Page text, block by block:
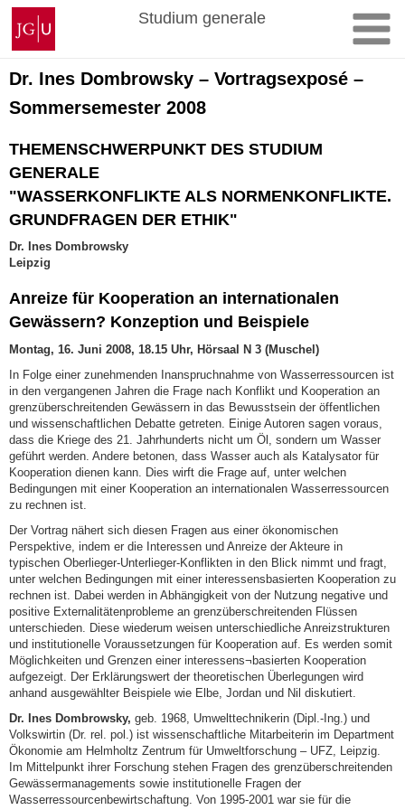
Zum
Inhalt
springen
Johannes
Gutenberg-
Universität
Mainz
Studium generale
Dr. Ines Dombrowsky – Vortragsexposé –
Sommersemester 2008
THEMENSCHWERPUNKT DES STUDIUM
GENERALE
"WASSERKONFLIKTE ALS NORMENKONFLIKTE.
GRUNDFRAGEN DER ETHIK"
Dr. Ines Dombrowsky
Leipzig
Anreize für Kooperation an internationalen
Gewässern? Konzeption und Beispiele
Montag, 16. Juni 2008, 18.15 Uhr, Hörsaal N 3 (Muschel)
In Folge einer zunehmenden Inanspruchnahme von Wasserressourcen ist
in den vergangenen Jahren die Frage nach Konflikt und Kooperation an
grenzüberschreitenden Gewässern in das Bewusstsein der öffentlichen
und wissenschaftlichen Debatte getreten. Einige Autoren sagen voraus,
dass die Kriege des 21. Jahrhunderts nicht um Öl, sondern um Wasser
geführt werden. Andere betonen, dass Wasser auch als Katalysator für
Kooperation dienen kann. Dies wirft die Frage auf, unter welchen
Bedingungen mit einer Kooperation an internationalen Wasserressourcen
zu rechnen ist.
Der Vortrag nähert sich diesen Fragen aus einer ökonomischen
Perspektive, indem er die Interessen und Anreize der Akteure in
typischen Oberlieger-Unterlieger-Konflikten in den Blick nimmt und fragt,
unter welchen Bedingungen mit einer interessensbasierten Kooperation zu
rechnen ist. Dabei werden in Abhängigkeit von der Nutzung negative und
positive Externalitätenprobleme an grenzüberschreitenden Flüssen
unterschieden. Diese wiederum weisen unterschiedliche Anreizstrukturen
und institutionelle Voraussetzungen für Kooperation auf. Es werden somit
Möglichkeiten und Grenzen einer interessens¬basierten Kooperation
aufgezeigt. Der Erklärungswert der theoretischen Überlegungen wird
anhand ausgewählter Beispiele wie Elbe, Jordan und Nil diskutiert.
Dr. Ines Dombrowsky, geb. 1968, Umwelttechnikerin (Dipl.-Ing.) und
Volkswirtin (Dr. rel. pol.) ist wissenschaftliche Mitarbeiterin im Department
Ökonomie am Helmholtz Zentrum für Umweltforschung – UFZ, Leipzig.
Im Mittelpunkt ihrer Forschung stehen Fragen des grenzüberschreitenden
Gewässermanagements sowie institutionelle Fragen der
Wasserressourcenbewirtschaftung. Von 1995-2001 war sie für die